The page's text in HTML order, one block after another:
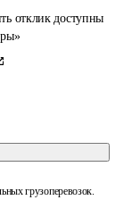
отклик доступны
грузоперевозок.